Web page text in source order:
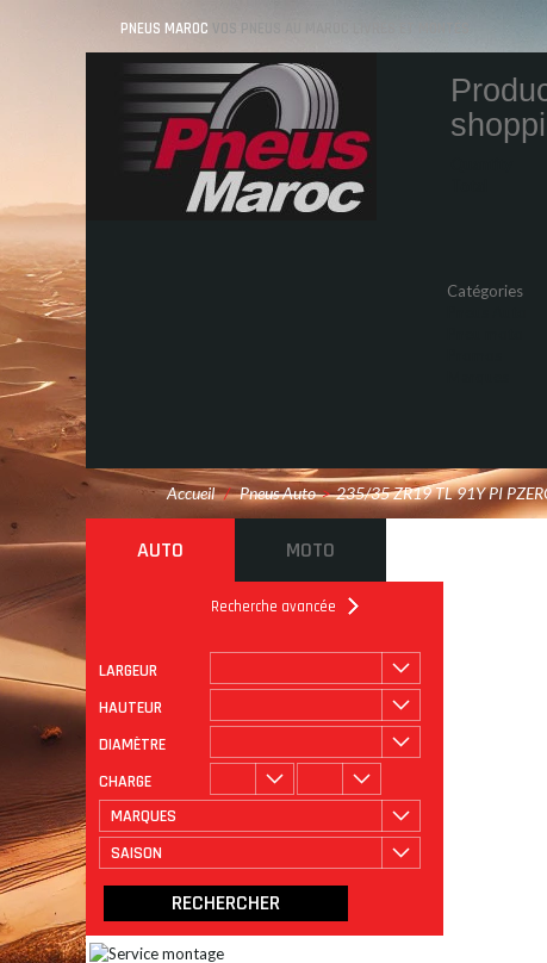
PNEUS MAROC VOS PNEUS AU MAROC LIVRÉS ET MONTÉS
Catégories
Accueil / Pneus Auto > 235/35 ZR19 TL 91Y PI
AUTO MOTO
Recherche avancée
LARGEUR
HAUTEUR
DIAMÈTRE
CHARGE
MARQUES
SAISON
ROULAGE